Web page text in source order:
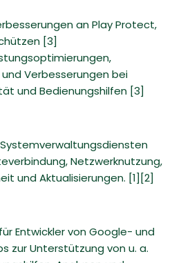
an Play Protect,
[3]
Verbesserungen bei
und Bedienungshilfen [3]
Netzwerknutzung,
und Aktualisierungen. [1][2]
Entwickler von Google- und
zur Unterstützung von u. a.